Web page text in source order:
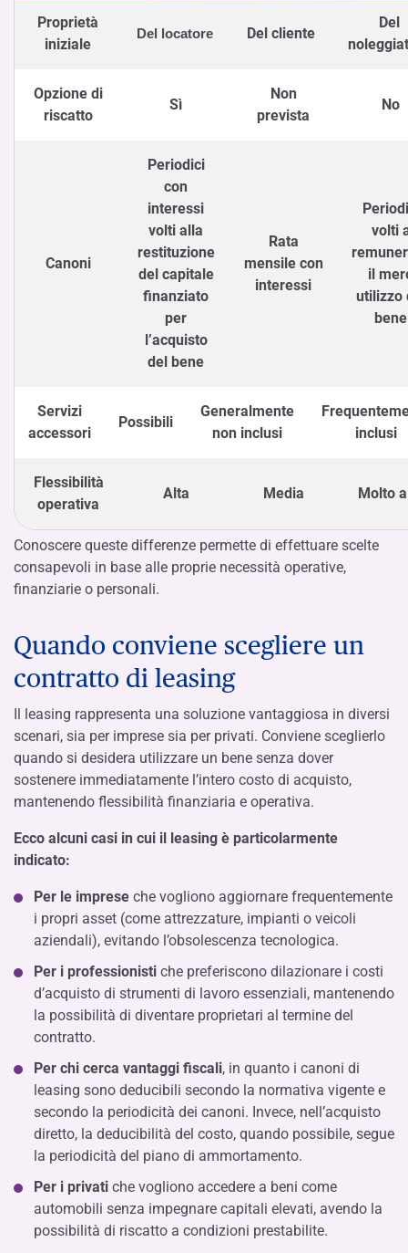
Proprietà
iniziale
Del locatore Del cliente
Del
Opzione di
riscatto
Sì
Non
prevista
No
Canoni
Periodici
con
interessi
volti alla
restituzione
del capitale
finanziato
per
l’acquisto
del bene
Rata
mensile con
interessi
volti
il
utilizzo
bene
Servizi
accessori
Possibili
Generalmente
non inclusi
inclusi
Flessibilità
operativa
Alta Media Molto
Conoscere queste differenze permette di effettuare scelte
consapevoli in base alle proprie necessità operative,
finanziarie o personali.
Quando conviene scegliere un
contratto di leasing
Il leasing rappresenta una soluzione vantaggiosa in diversi
scenari, sia per imprese sia per privati. Conviene sceglierlo
quando si desidera utilizzare un bene senza dover
sostenere immediatamente l’intero costo di acquisto,
mantenendo flessibilità finanziaria e operativa.
Ecco alcuni casi in cui il leasing è particolarmente
indicato:
Per le imprese che vogliono aggiornare frequentemente
i propri asset (come attrezzature, impianti o veicoli
aziendali), evitando l’obsolescenza tecnologica.
Per i professionisti che preferiscono dilazionare i costi
d’acquisto di strumenti di lavoro essenziali, mantenendo
la possibilità di diventare proprietari al termine del
contratto.
Per chi cerca vantaggi fiscali, in quanto i canoni di
leasing sono deducibili secondo la normativa vigente e
secondo la periodicità dei canoni. Invece, nell’acquisto
diretto, la deducibilità del costo, quando possibile, segue
la periodicità del piano di ammortamento.
Per i privati che vogliono accedere a beni come
automobili senza impegnare capitali elevati, avendo la
possibilità di riscatto a condizioni prestabilite.